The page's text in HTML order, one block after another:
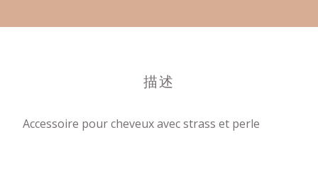
描述
Accessoire pour cheveux avec strass et perle